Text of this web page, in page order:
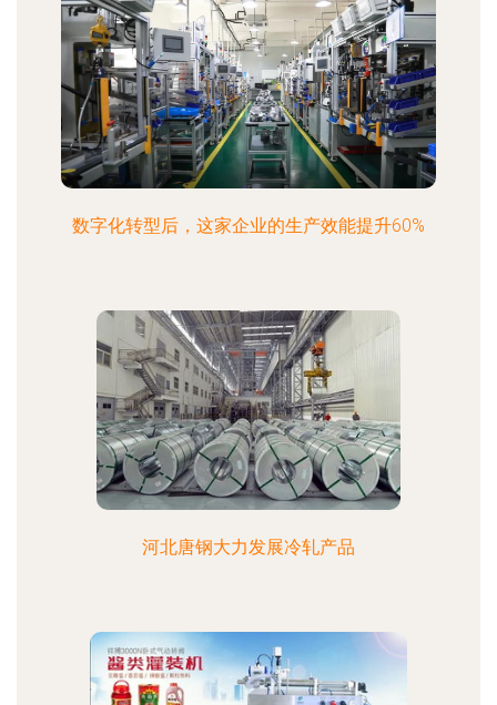
数字化转型后，这家企业的生产效能提升60%
河北唐钢大力发展冷轧产品